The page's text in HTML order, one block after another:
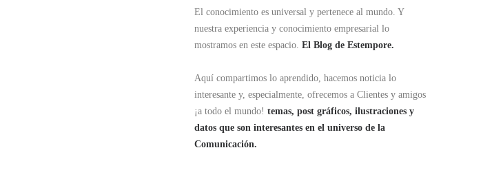
El conocimiento es universal y pertenece al mundo. Y
nuestra experiencia y conocimiento empresarial lo
mostramos en este espacio. El Blog de Estempore.
Aquí compartimos lo aprendido, hacemos noticia lo
interesante y, especialmente, ofrecemos a Clientes y amigos
¡a todo el mundo! temas, post gráficos, ilustraciones y
datos que son interesantes en el universo de la
Comunicación.